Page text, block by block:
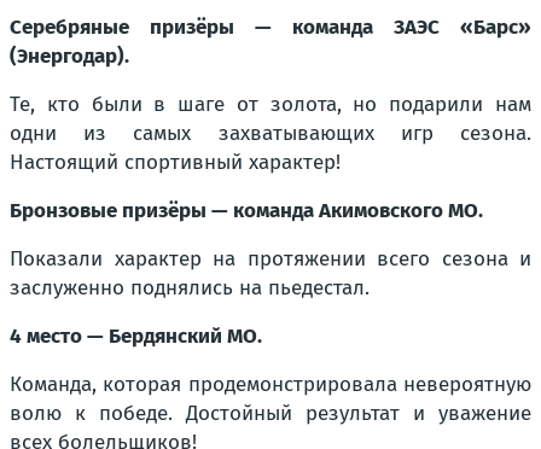
Серебряные призёры — команда ЗАЭС «Барс»
(Энергодар).
Те, кто были в шаге от золота, но подарили нам
одни из самых захватывающих игр сезона.
Настоящий спортивный характер!
Бронзовые призёры — команда Акимовского МО.
Показали характер на протяжении всего сезона и
заслуженно поднялись на пьедестал.
4 место — Бердянский МО.
Команда, которая продемонстрировала невероятную
волю к победе. Достойный результат и уважение
всех болельщиков!